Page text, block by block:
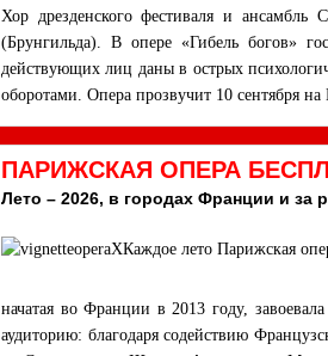
Хор дрезденского фестиваля и
(Брунгильда). В опере «Гибель богов»
действующих лиц даны в острых
оборотами. Опера прозвучит 10 сентября
ПАРИЖСКАЯ ОПЕРА
Лето – 2026, в городах Франции и за
Каждое лето Парижская
начатая во Франции в 2013 году,
аудиторию: благодаря содействию